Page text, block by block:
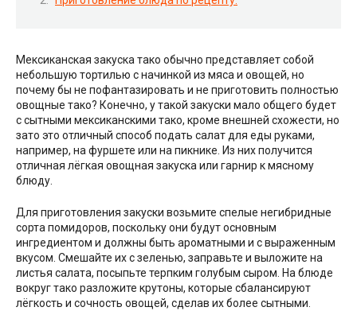
Мексиканская закуска тако обычно представляет собой
небольшую тортилью с начинкой из мяса и овощей, но
почему бы не пофантазировать и не приготовить полностью
овощные тако? Конечно, у такой закуски мало общего будет
с сытными мексиканскими тако, кроме внешней схожести, но
зато это отличный способ подать салат для еды руками,
например, на фуршете или на пикнике. Из них получится
отличная лёгкая овощная закуска или гарнир к мясному
блюду.
Для приготовления закуски возьмите спелые негибридные
сорта помидоров, поскольку они будут основным
ингредиентом и должны быть ароматными и с выраженным
вкусом. Смешайте их с зеленью, заправьте и выложите на
листья салата, посыпьте терпким голубым сыром. На блюде
вокруг тако разложите крутоны, которые сбалансируют
лёгкость и сочность овощей, сделав их более сытными.